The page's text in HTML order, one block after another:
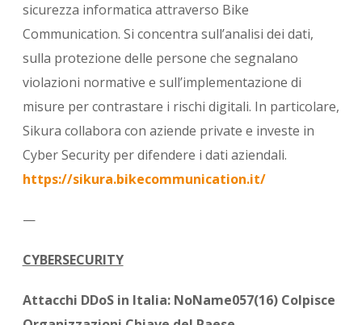
sicurezza informatica attraverso Bike
Communication. Si concentra sull’analisi dei dati,
sulla protezione delle persone che segnalano
violazioni normative e sull’implementazione di
misure per contrastare i rischi digitali. In particolare,
Sikura collabora con aziende private e investe in
Cyber Security per difendere i dati aziendali.
https://sikura.bikecommunication.it/
—
CYBERSECURITY
Attacchi DDoS in Italia: NoName057(16) Colpisce